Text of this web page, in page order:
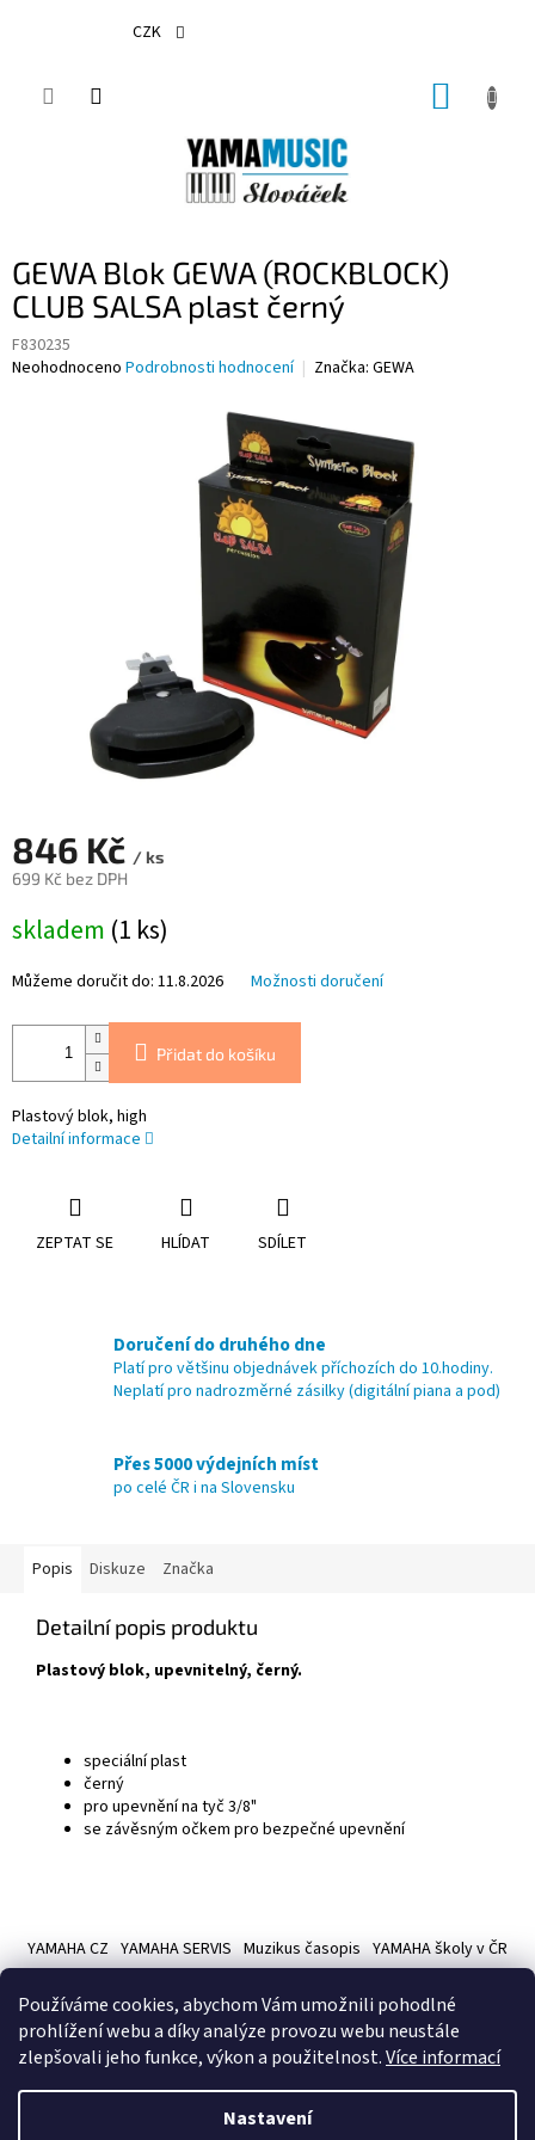
Používáme cookies, abychom Vám umožnili pohodlné
prohlížení webu a díky analýze provozu webu neustále
zlepšovali jeho funkce, výkon a použitelnost.Více informací
Nastavení
CZK
GEWA Blok GEWA (ROCKBLOCK)
CLUB SALSA plast černý
F830235
Průměrné
Neohodnoceno Podrobnosti hodnocení Značka: GEWA
846 Kč / ks
699 Kč bez DPH
cena:
skladem (1 ks)
Můžeme doručit do: 11.8.2026 Možnosti doručení
Přidat do košíku
Plastový blok, high
Detailní informace
ZEPTAT SE HLÍDAT SDÍLET
Doručení do druhého dne
Platí pro většinu objednávek příchozích do 10.hodiny.
Neplatí pro nadrozměrné zásilky (digitální piana a pod)
Přes 5000 výdejních míst
po celé ČR i na Slovensku
Popis Diskuze Značka
Detailní popis produktu
Plastový blok, upevnitelný, černý.
speciální plast
černý
pro upevnění na tyč 3/8"
se závěsným očkem pro bezpečné upevnění
p
YAMAHA CZ YAMAHA SERVIS Muzikus časopis YAMAHA školy v ČR